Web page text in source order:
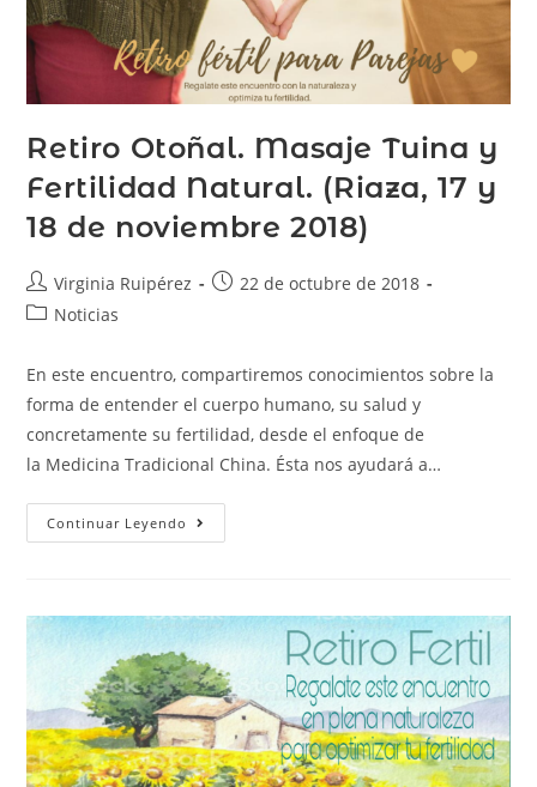
Retiro Otoñal. Masaje Tuina y
Fertilidad Natural. (Riaza, 17 y
18 de noviembre 2018)
Virginia Ruipérez
22 de octubre de 2018
Noticias
En este encuentro, compartiremos conocimientos sobre la
forma de entender el cuerpo humano, su salud y
concretamente su fertilidad, desde el enfoque de
la Medicina Tradicional China. Ésta nos ayudará a…
Continuar Leyendo